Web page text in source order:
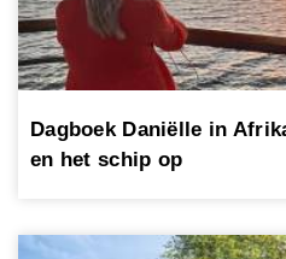
Dagboek Daniëlle in
en het schip op